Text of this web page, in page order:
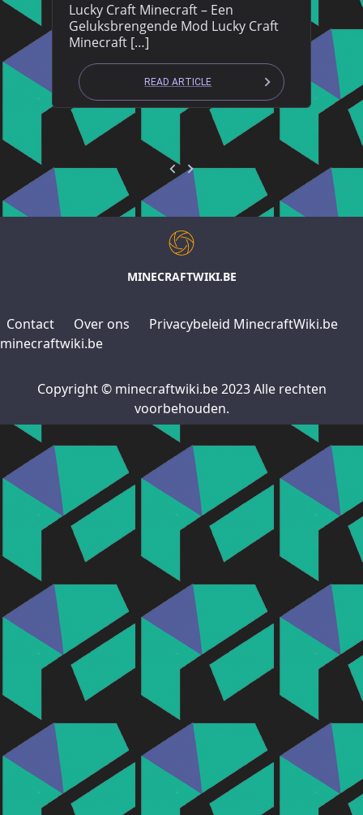
Lucky Craft Minecraft – Een
Geluksbrengende Mod Lucky Craft
Minecraft […]
READ ARTICLE
MINECRAFTWIKI.BE
Contact Over ons
Privacybeleid MinecraftWiki.be
minecraftwiki.be
Copyright © minecraftwiki.be 2023 Alle rechten
voorbehouden.